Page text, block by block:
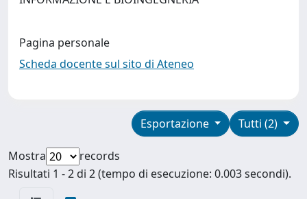
Pagina personale
Scheda docente sul sito di Ateneo
Tutti (2)
Esportazione
Mostra
records
Risultati 1 - 2 di 2 (tempo di esecuzione: 0.003 secondi).